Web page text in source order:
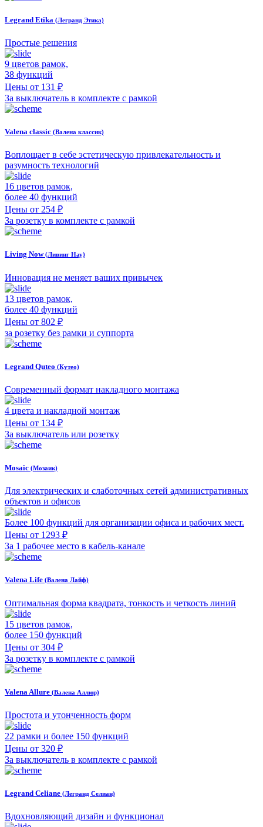
Legrand Etika (Легранд Этика)
Простые решения
9 цветов рамок,
38 функций
Цены от 131 ₽
За выключатель в комплекте с рамкой
Valena classic (Валена классик)
Воплощает в себе эстетическую привлекательность и
разумность технологий
16 цветов рамок,
более 40 функций
Цены от 254 ₽
За розетку в комплекте с рамкой
Living Now(Ливинг Нау)
Инновация не меняет ваших привычек
13 цветов рамок,
более 40 функций
Цены от 802 ₽
за розетку без рамки и суппорта
Legrand Quteo (Кутео)
Современный формат накладного монтажа
4 цвета и накладной монтаж
Цены от 134 ₽
За выключатель или розетку
Mosaic (Мозаик)
Для электрических и слаботочных сетей административных
объектов и офисов
Более 100 функций для организации офиса и рабочих мест.
Цены от 1293 ₽
За 1 рабочее место в кабель-канале
Valena Life (Валена Лайф)
Оптимальная форма квадрата, тонкость и четкость линий
15 цветов рамок,
более 150 функций
Цены от 304 ₽
За розетку в комплекте с рамкой
Valena Allure (Валена Аллюр)
Простота и утонченность форм
22 рамки и более 150 функций
Цены от 320 ₽
За выключатель в комплекте с рамкой
Legrand Celiane (Легранд Селиан)
Вдохновляющий дизайн и функционал